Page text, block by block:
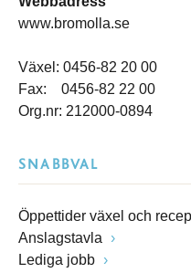
www.bromolla.se
Växel: 0456-82 20 00
Fax: 0456-82 22 00
Org.nr: 212000-0894
SNABBVAL
Öppettider växel och
Anslagstavla
Lediga jobb